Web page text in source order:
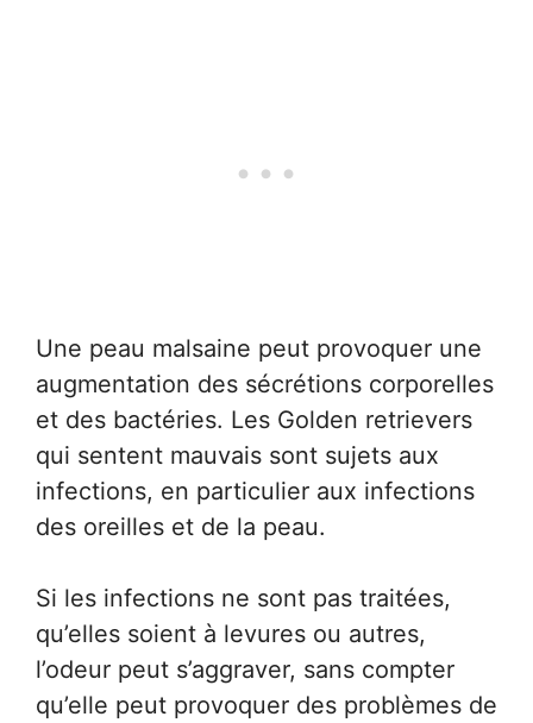
Une peau malsaine peut provoquer une
augmentation des sécrétions corporelles
et des bactéries. Les Golden retrievers
qui sentent mauvais sont sujets aux
infections, en particulier aux infections
des oreilles et de la peau.
Si les infections ne sont pas traitées,
qu’elles soient à levures ou autres,
l’odeur peut s’aggraver, sans compter
qu’elle peut provoquer des problèmes de